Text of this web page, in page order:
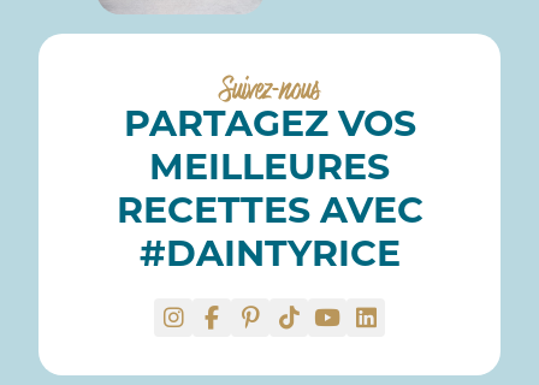
Suivez-nous
PARTAGEZ VOS
MEILLEURES
RECETTES AVEC
#DAINTYRICE